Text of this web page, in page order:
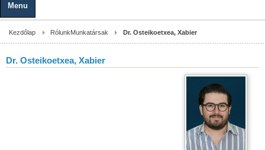
Menu
Kezdőlap RólunkMunkatársak Dr. Osteikoetxea, Xabier
Dr. Osteikoetxea, Xabier